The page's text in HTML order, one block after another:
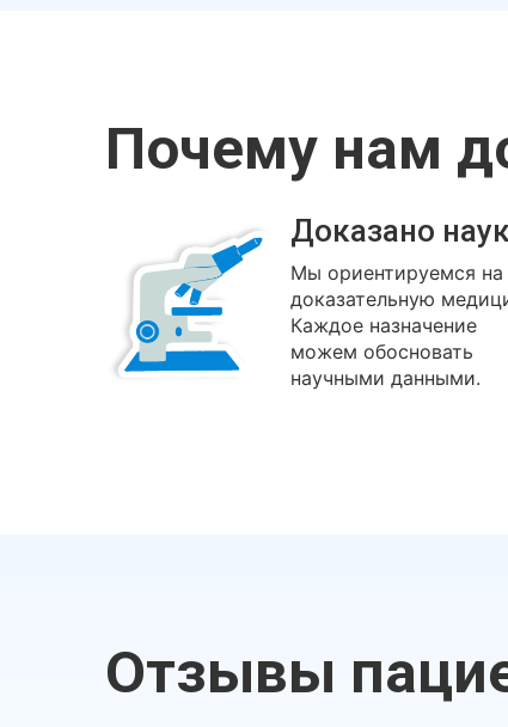
Почему нам
Доказано
Мы ориентируемся на
доказательную
Каждое назначение
можем обосновать
научными данными.
Отзывы